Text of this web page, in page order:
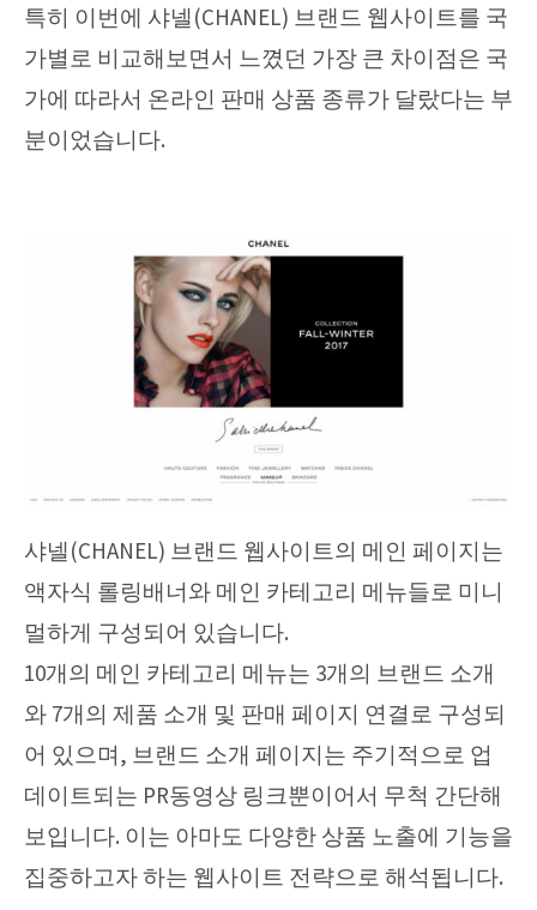
특히 이번에 샤넬(CHANEL) 브랜드 웹사이트를 국
가별로 비교해보면서 느꼈던 가장 큰 차이점은 국
가에 따라서 온라인 판매 상품 종류가 달랐다는 부
분이었습니다.
샤넬(CHANEL) 브랜드 웹사이트의 메인 페이지는
액자식 롤링배너와 메인 카테고리 메뉴들로 미니
멀하게 구성되어 있습니다.
10개의 메인 카테고리 메뉴는 3개의 브랜드 소개
와 7개의 제품 소개 및 판매 페이지 연결로 구성되
어 있으며, 브랜드 소개 페이지는 주기적으로 업
데이트되는 PR동영상 링크뿐이어서 무척 간단해
보입니다. 이는 아마도 다양한 상품 노출에 기능을
집중하고자 하는 웹사이트 전략으로 해석됩니다.